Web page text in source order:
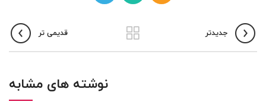
جدیدتر قدیمی تر
نوشته های مشابه